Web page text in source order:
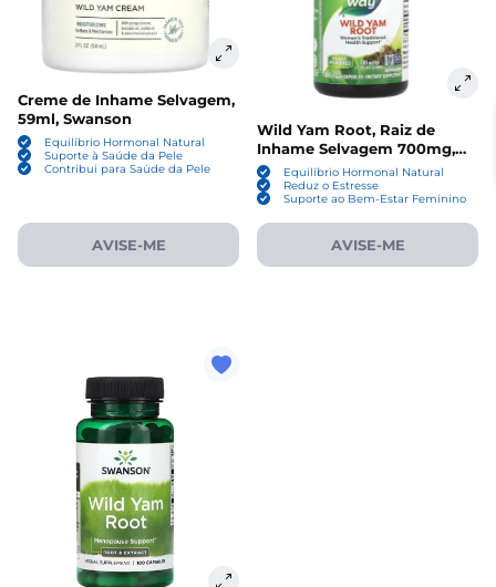
Creme de Inhame Selvagem,
59ml, Swanson
Equilíbrio Hormonal Natural
Suporte à Saúde da Pele
Contribui para Saúde da Pele
AVISE-ME
Wild Yam Root, Raiz de
Inhame Selvagem 700mg,
Cápsulas, Nature's Way
Equilíbrio Hormonal Natural
Reduz o Estresse
Suporte ao Bem-Estar Feminino
AVISE-ME